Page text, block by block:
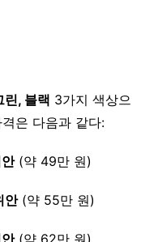
린, 블랙 3가지 색상으
은 다음과 같다:
(약 49만 원)
안(약 55만 원)